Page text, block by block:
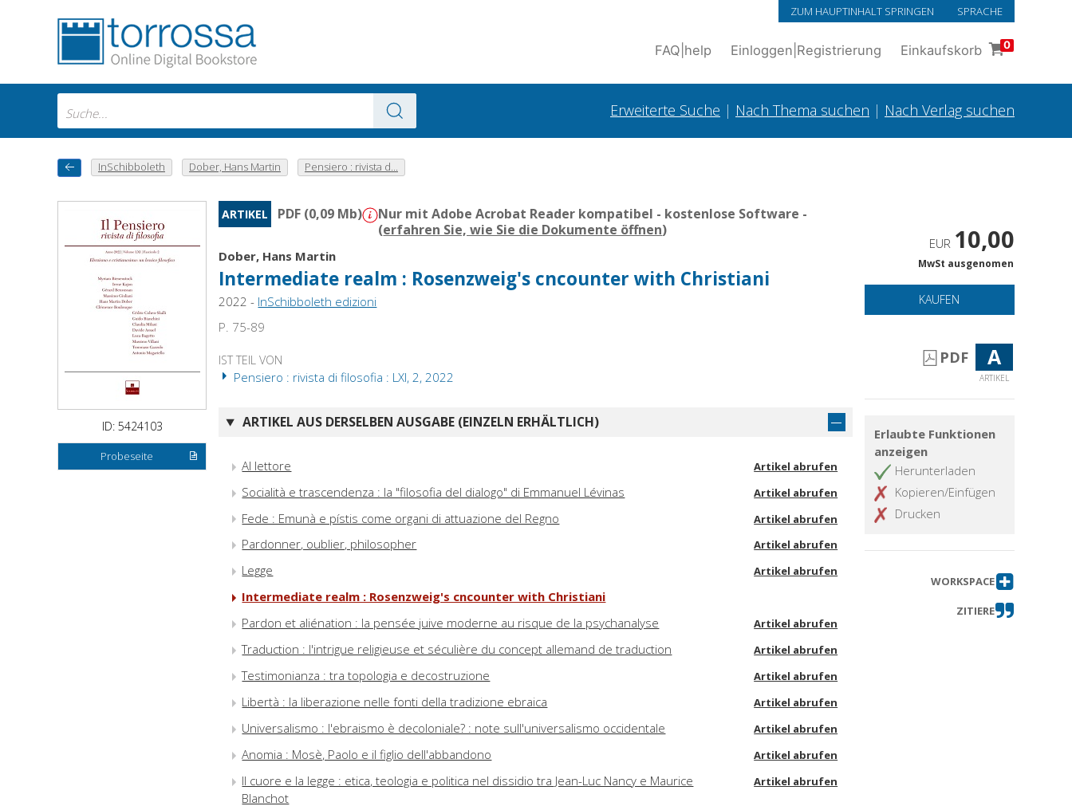
ZUM HAUPTINHALT SPRINGEN SPRACHE
FAQ help Einloggen Registrierung Einkaufskorb 0
Erweiterte Suche | Nach Thema suchen | Nach Verlag suchen
InSchibboleth Dober, Hans Martin Pensiero : rivista d...
ID: 5424103
Probeseite
ARTIKEL PDF (0,09 Mb)
Nur mit Adobe Acrobat Reader kompatibel - kostenlose Software -
(erfahren Sie, wie Sie die Dokumente öffnen)
Dober, Hans Martin
Intermediate realm : Rosenzweig's cncounter with Christiani
2022 - InSchibboleth edizioni
P. 75-89
IST TEIL VON
Pensiero : rivista di filosofia : LXI, 2, 2022
ARTIKEL AUS DERSELBEN AUSGABE (EINZELN ERHÄLTLICH)
Al lettore Artikel abrufen
Socialità e trascendenza : la "filosofia del dialogo" di Emmanuel Lévinas Artikel abrufen
Fede : Emunà e pístis come organi di attuazione del Regno Artikel abrufen
Pardonner, oublier, philosopher Artikel abrufen
Legge Artikel abrufen
Intermediate realm : Rosenzweig's cncounter with Christiani
Pardon et aliénation : la pensée juive moderne au risque de la psychanalyse
Artikel abrufen
Traduction : l'intrigue religieuse et séculière du concept allemand de traduction Artikel abrufen
Testimonianza : tra topologia e decostruzione Artikel abrufen
Libertà : la liberazione nelle fonti della tradizione ebraica Artikel abrufen
Universalismo : l'ebraismo è decoloniale? : note sull'universalismo occidentale Artikel abrufen
Anomia : Mosè, Paolo e il figlio dell'abbandono Artikel abrufen
Il cuore e la legge : etica, teologia e politica nel dissidio tra Jean-Luc Nancy e Maurice
Blanchot
Artikel abrufen
EUR 10,00
MwSt ausgenomen
KAUFEN
PDF A
ARTIKEL
Erlaubte Funktionen
anzeigen
Herunterladen
Kopieren/Einfügen
Drucken
WORKSPACE
ZITIERE